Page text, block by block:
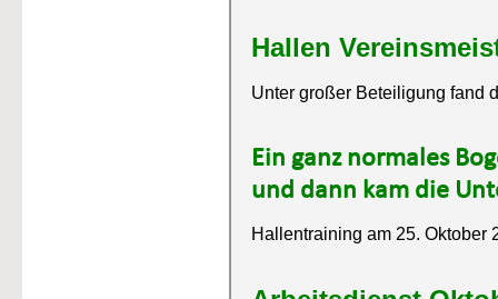
Hallen
Unter großer Beteiligung fand
Ein ganz normales
und dann kam die
Hallentraining am 25. Oktober